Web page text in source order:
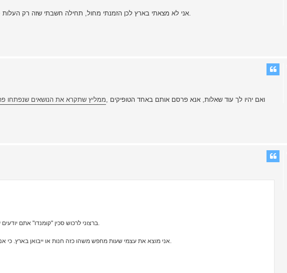
ממליץ שתקרא את הנושאים שנפתחו, ואם יהיו לך עוד שאלות, אנא פרסם אותם באחד הטופיקים
ברצוני לרכוש סכין "קומנדו" אתם יודעים עם מצפן בידית, ידית מתפרקת, להב רציני ארוך מושחם. משהו איכותי.
אני מוצא את עצמי שעות מחפש משהו כזה חנות או ייבואן בארץ. כי אני לא רוצה לקנות משהו שאני רואה אני רוצה לחוש את מה שאני קונה.